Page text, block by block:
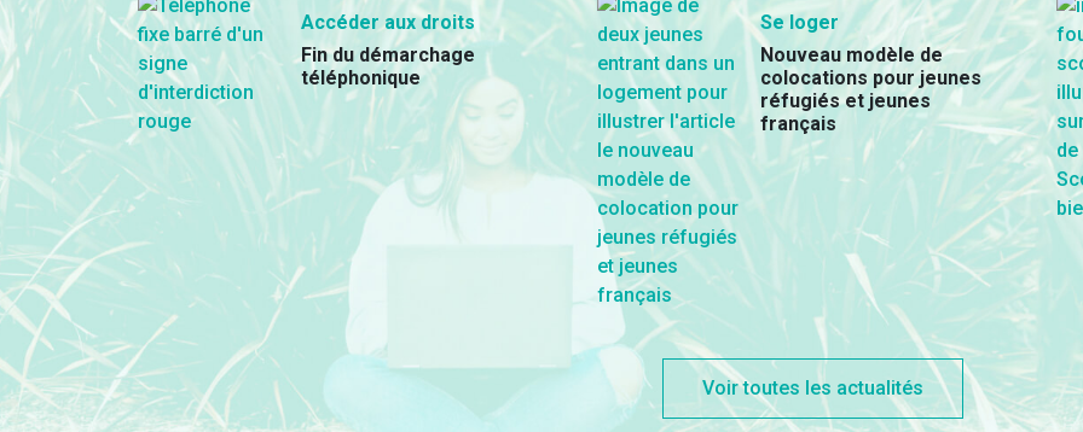
Accéder aux droits
Fin du démarchage
téléphonique
Se loger
Nouveau modèle de
colocations pour jeunes
réfugiés et jeunes
français
Voir toutes les actualités